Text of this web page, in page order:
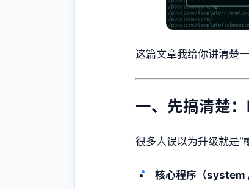
这篇文章我给你讲清楚一
一、先搞清楚
很多人误以为升级就是“
核心程序（system